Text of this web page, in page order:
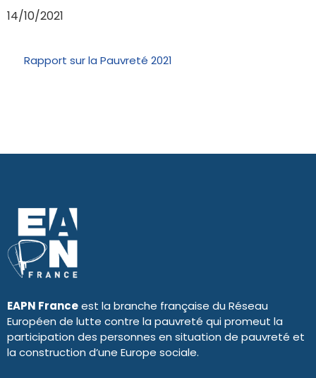
14/10/2021
Rapport sur la Pauvreté 2021
EAPN Franceest la branche française du Réseau
Européen de lutte contre la pauvreté qui promeut la
participation des personnes en situation de pauvreté et
la construction d’une Europe sociale.